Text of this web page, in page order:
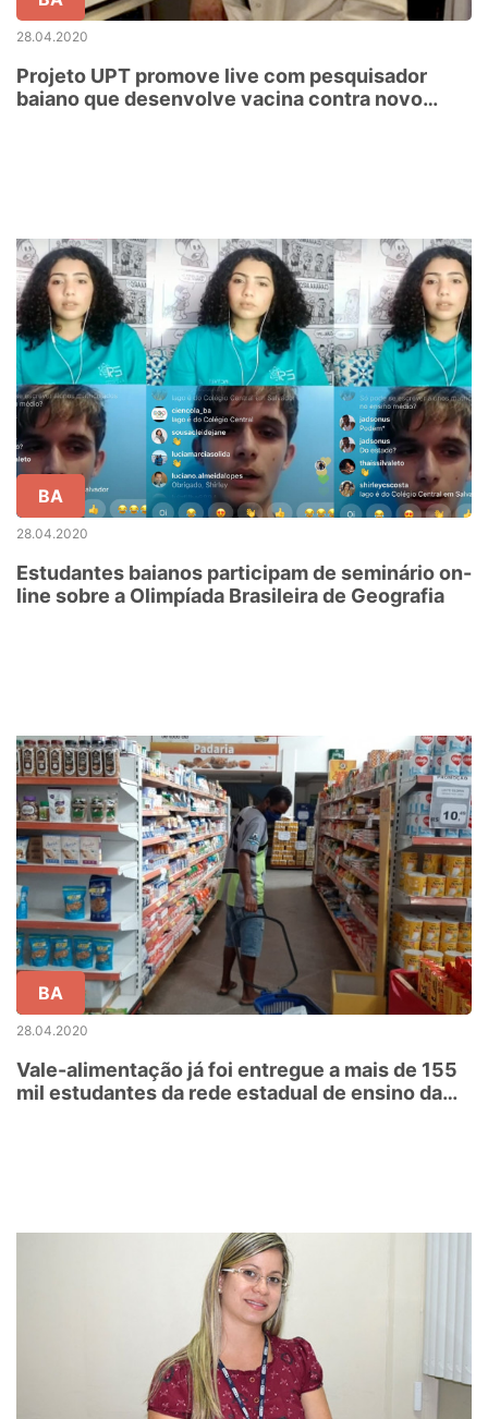
28.04.2020
Projeto UPT promove live com pesquisador
baiano que desenvolve vacina contra novo
BA
28.04.2020
Estudantes baianos participam de seminário on-
line sobre a Olimpíada Brasileira de Geografia
BA
28.04.2020
Vale-alimentação já foi entregue a mais de 155
mil estudantes da rede estadual de ensino da